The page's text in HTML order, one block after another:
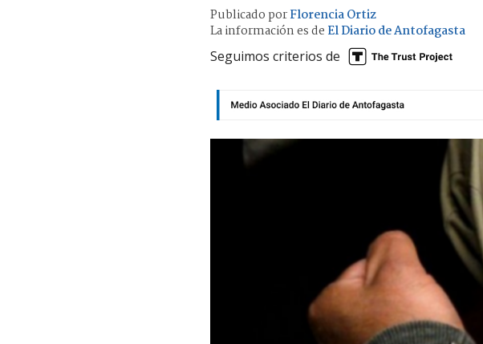
Publicado porFlorencia Ortiz
La información es de El Diario de Antofagasta
Seguimos criterios de